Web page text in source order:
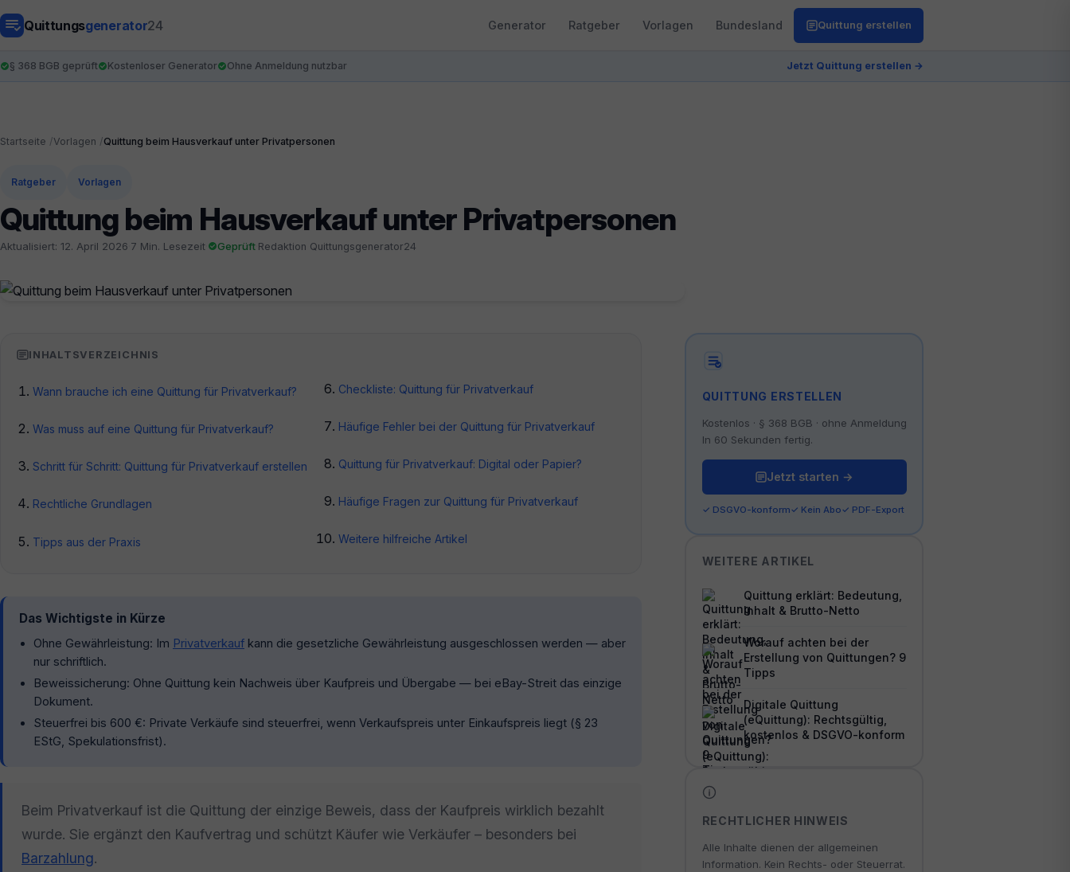
Quittungsgenerator24 Generator Ratgeber Vorlagen Bundesland Quittung erstellen
§ 368 BGB geprüft Kostenloser Generator Ohne Anmeldung nutzbar Jetzt Quittung erstellen →
Startseite Vorlagen Quittung beim Hausverkauf unter Privatpersonen
Ratgeber Vorlagen
Quittung beim Hausverkauf unter Privatpersonen
Aktualisiert: 12. April 2026 7 Min. Lesezeit Geprüft Redaktion Quittungsgenerator24
INHALTSVERZEICHNIS
Wann brauche ich eine Quittung für Privatverkauf?
Was muss auf eine Quittung für Privatverkauf?
Schritt für Schritt: Quittung für Privatverkauf erstellen
Rechtliche Grundlagen
Tipps aus der Praxis
Checkliste: Quittung für Privatverkauf
Häufige Fehler bei der Quittung für Privatverkauf
Quittung für Privatverkauf: Digital oder Papier?
Häufige Fragen zur Quittung für Privatverkauf
Weitere hilfreiche Artikel
Das Wichtigste in Kürze
Ohne Gewährleistung: Im Privatverkauf kann die gesetzliche Gewährleistung ausgeschlossen werden — aber
nur schriftlich.
Beweissicherung: Ohne Quittung kein Nachweis über Kaufpreis und Übergabe — bei eBay-Streit das einzige
Dokument.
Steuerfrei bis 600 €: Private Verkäufe sind steuerfrei, wenn Verkaufspreis unter Einkaufspreis liegt (§ 23
EStG, Spekulationsfrist).
Beim Privatverkauf ist die Quittung der einzige Beweis, dass der Kaufpreis wirklich bezahlt
wurde. Sie ergänzt den Kaufvertrag und schützt Käufer wie Verkäufer – besonders bei
Barzahlung.
QUITTUNG ERSTELLEN
Kostenlos · § 368 BGB · ohne Anmeldung
In 60 Sekunden fertig.
Jetzt starten →
✓ DSGVO-konform✓ Kein Abo✓ PDF-Export
WEITERE ARTIKEL
Quittung erklärt: Bedeutung,
Inhalt & Brutto-Netto
Worauf achten bei der
Erstellung von Quittungen? 9
Tipps
Digitale Quittung
(eQuittung): Rechtsgültig,
kostenlos & DSGVO-konform
RECHTLICHER HINWEIS
Alle Inhalte dienen der allgemeinen
Information. Kein Rechts- oder Steuerrat.